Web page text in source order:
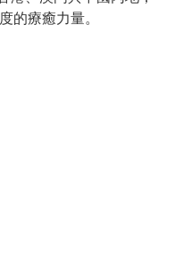
的療癒力量。